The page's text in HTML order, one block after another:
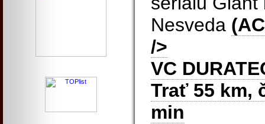
Nesveda
/>
VC
Trať 55 km,
min